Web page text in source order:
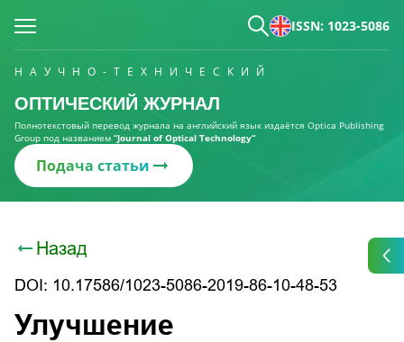
ISSN: 1023-5086
НАУЧНО-ТЕХНИЧЕСКИЙ
ОПТИЧЕСКИЙ ЖУРНАЛ
Полнотекстовый перевод журнала на английский язык издаётся Optica Publishing
Group под названием “Journal of Optical Technology“
Подача статьи
Назад
DOI: 10.17586/1023-5086-2019-86-10-48-53
Улучшение